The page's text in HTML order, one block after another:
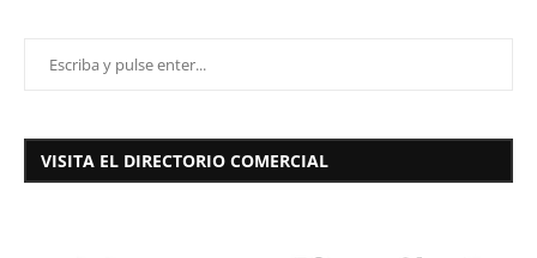
VISITA EL DIRECTORIO COMERCIAL